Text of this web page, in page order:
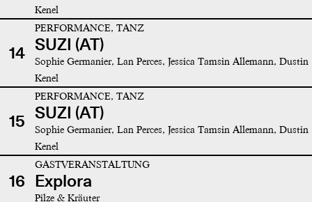
Kenel
14
PERFORMANCE, TANZ
SUZI (AT)
Sophie Germanier, Lan Perces, Jessica Tamsin Allemann, Dustin
Kenel
15
PERFORMANCE, TANZ
SUZI (AT)
Sophie Germanier, Lan Perces, Jessica Tamsin Allemann, Dustin
Kenel
16
GASTVERANSTALTUNG
Explora
Pilze & Kräuter